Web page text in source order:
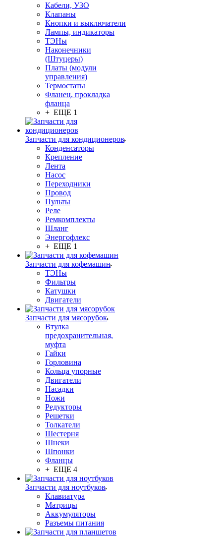
Кабели, УЗО
Клапаны
Кнопки и выключатели
Лампы, индикаторы
ТЭНы
Наконечники
(Штуцеры)
Платы (модули
управления)
Термостаты
Фланец, прокладка
фланца
+ ЕЩЕ 1
Запчасти для кондиционеров
Конденсаторы
Крепление
Лента
Насос
Переходники
Провод
Пульты
Реле
Ремкомплекты
Шланг
Энергофлекс
+ ЕЩЕ 1
Запчасти для кофемашин
ТЭНы
Фильтры
Катушки
Двигатели
Запчасти для мясорубок
Втулка
предохранительная,
муфта
Гайки
Горловина
Кольца упорные
Двигатели
Насадки
Ножи
Редукторы
Решетки
Толкатели
Шестерня
Шнеки
Шпонки
Фланцы
+ ЕЩЕ 4
Запчасти для ноутбуков
Клавиатура
Матрицы
Аккумуляторы
Разъемы питания